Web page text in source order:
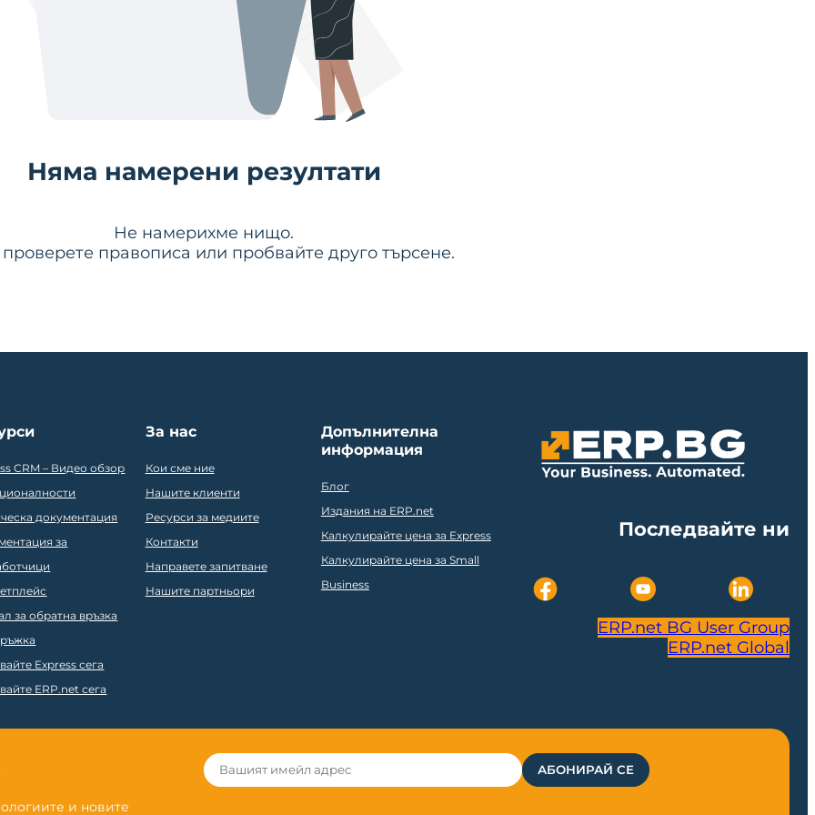
Няма намерени резултати
Не намерихме нищо.
правописа или пробвайте друго търсене.
CRM – Видео обзор
документация
за
за обратна връзка
Express сега
ERP.net сега
За нас
Кои сме ние
Нашите клиенти
Ресурси за медиите
Контакти
Направете запитване
Нашите партньори
Допълнителна
информация
Блог
Издания на ERP.net
Калкулирайте цена за Express
Калкулирайте цена за Small
Business
Последвайте ни
ERP.net BG User Group
ERP.net Global
и новите